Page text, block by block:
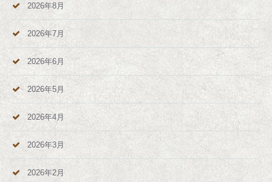
2026年8月
2026年7月
2026年6月
2026年5月
2026年4月
2026年3月
2026年2月